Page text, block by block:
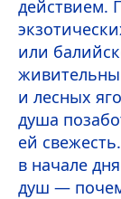
действием.
или
и лесных
душа
ей
в начале
душ —